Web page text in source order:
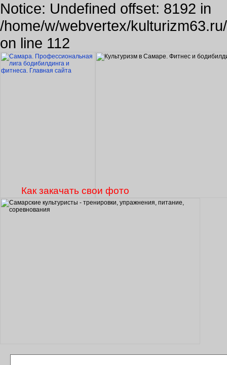
Notice: Undefined offset: 8192 in
/home/w/webvertex/
on line 112
Как закачать свои фото